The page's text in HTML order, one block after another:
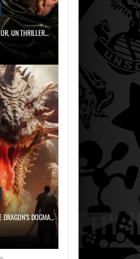
AUGUST 9, 2026
USA NETWORK PRÉPARE UNE SÉRIE…